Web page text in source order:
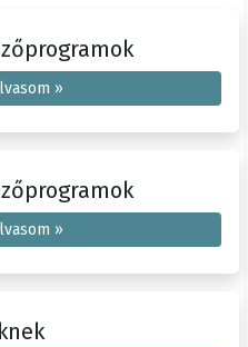
»
»